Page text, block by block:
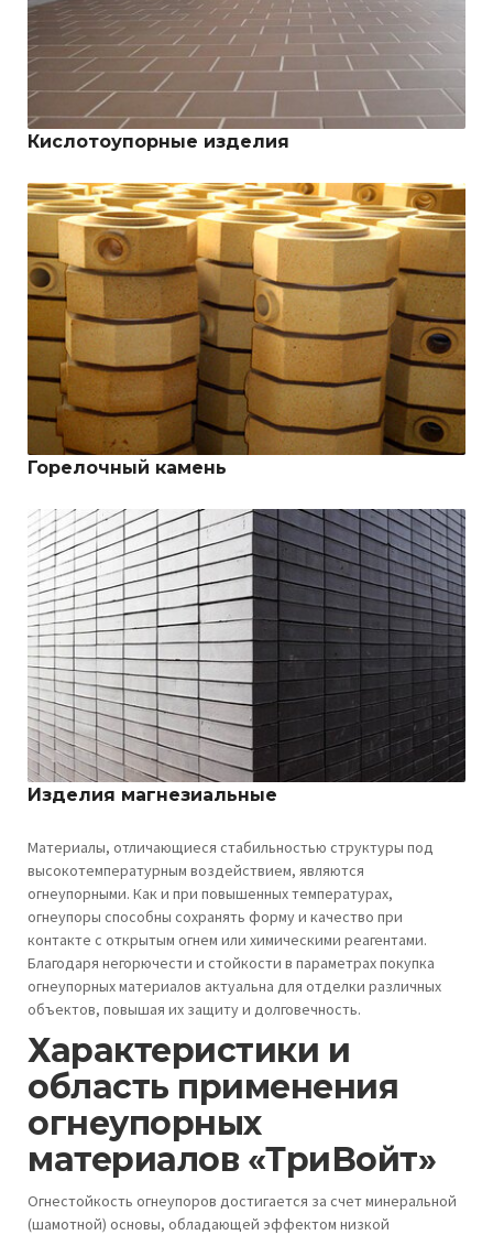
Кислотоупорные изделия
Горелочный камень
Изделия магнезиальные
Материалы, отличающиеся стабильностью структуры под
высокотемпературным воздействием, являются
огнеупорными. Как и при повышенных температурах,
огнеупоры способны сохранять форму и качество при
контакте с открытым огнем или химическими реагентами.
Благодаря негорючести и стойкости в параметрах покупка
огнеупорных материалов актуальна для отделки различных
объектов, повышая их защиту и долговечность.
Характеристики и
область применения
огнеупорных
материалов «ТриВойт»
Огнестойкость огнеупоров достигается за счет минеральной
(шамотной) основы, обладающей эффектом низкой